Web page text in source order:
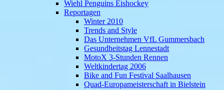
Wiehl Penguins Eishockey
Reportagen
Winter 2010
Trends and Style
Das Unternehmen VfL Gummersbach
Gesundheitstag Lennestadt
MotoX 3-Stunden Rennen
Weltkindertag 2006
Bike and Fun Festival Saalhausen
Quad-Europameisterschaft in Bielstein